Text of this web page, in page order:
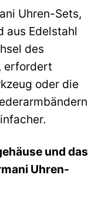
Uhren-Sets,
aus Edelstahl
des
erfordert
oder die
und das
Uhren-